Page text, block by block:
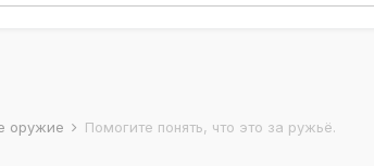
оружие Помогите понять, что это за ружьё.